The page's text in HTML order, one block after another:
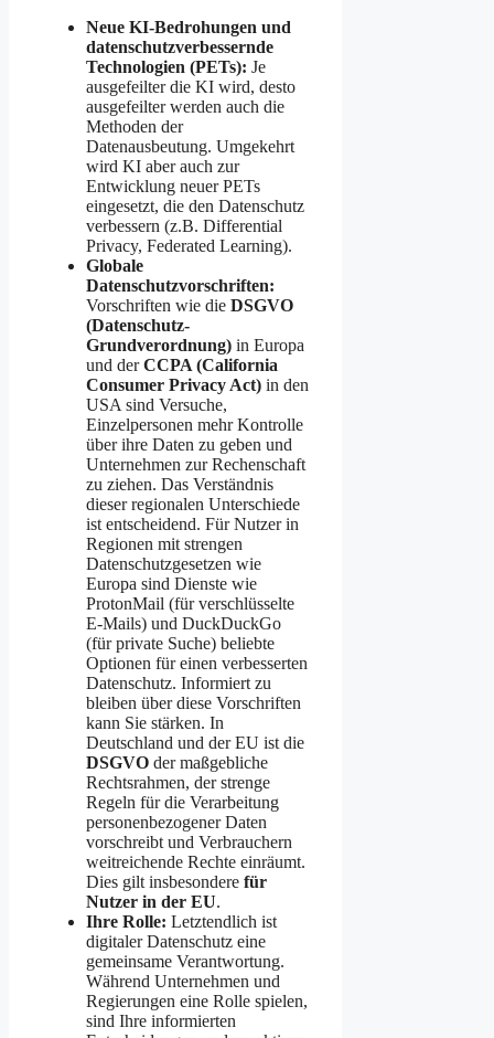
Neue KI-Bedrohungen und
datenschutzverbessernde
Technologien (PETs): Je
ausgefeilter die KI wird, desto
ausgefeilter werden auch die
Methoden der
Datenausbeutung. Umgekehrt
wird KI aber auch zur
Entwicklung neuer PETs
eingesetzt, die den Datenschutz
verbessern (z.B. Differential
Privacy, Federated Learning).
Globale
Datenschutzvorschriften:
Vorschriften wie die DSGVO
(Datenschutz-
Grundverordnung) in Europa
und derCCPA (California
Consumer Privacy Act) in den
USA sind Versuche,
Einzelpersonen mehr Kontrolle
über ihre Daten zu geben und
Unternehmen zur Rechenschaft
zu ziehen. Das Verständnis
dieser regionalen Unterschiede
ist entscheidend. Für Nutzer in
Regionen mit strengen
Datenschutzgesetzen wie
Europa sind Dienste wie
ProtonMail (für verschlüsselte
E-Mails) und DuckDuckGo
(für private Suche) beliebte
Optionen für einen verbesserten
Datenschutz. Informiert zu
bleiben über diese Vorschriften
kann Sie stärken. In
Deutschland und der EU ist die
DSGVO der maßgebliche
Rechtsrahmen, der strenge
Regeln für die Verarbeitung
personenbezogener Daten
vorschreibt und Verbrauchern
weitreichende Rechte einräumt.
Dies gilt insbesondere für
Nutzer in der EU.
Ihre Rolle: Letztendlich ist
digitaler Datenschutz eine
gemeinsame Verantwortung.
Während Unternehmen und
Regierungen eine Rolle spielen,
sind Ihre informierten